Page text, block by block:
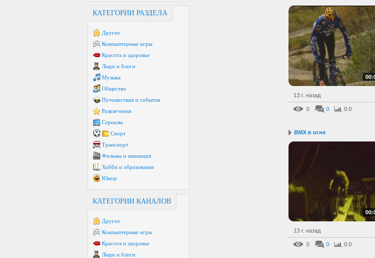
КАТЕГОРИИ РАЗДЕЛА
Другое
Компьютерные игры
Красота и здоровье
Люди и блоги
Музыка
Общество
Путешествия и события
Развлечения
Сериалы
Спорт
Транспорт
Фильмы и анимация
Хобби и образование
Юмор
КАТЕГОРИИ КАНАЛОВ
Другое
Компьютерные игры
Красота и здоровье
Люди и блоги
13 г. назад
0 0 0.0
BMX в огне
13 г. назад
0 0 0.0